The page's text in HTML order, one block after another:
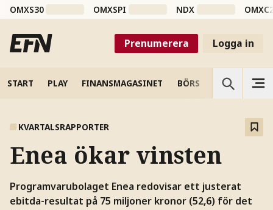
OMXS30 OMXSPI NDX
Prenumerera Logga in
START PLAY FINANSMAGASINET BÖRS VETENSKAP
KVARTALSRAPPORTER
Enea ökar vinsten
Programvarubolaget Enea redovisar ett justerat
ebitda-resultat på 75 miljoner kronor (52,6) för det